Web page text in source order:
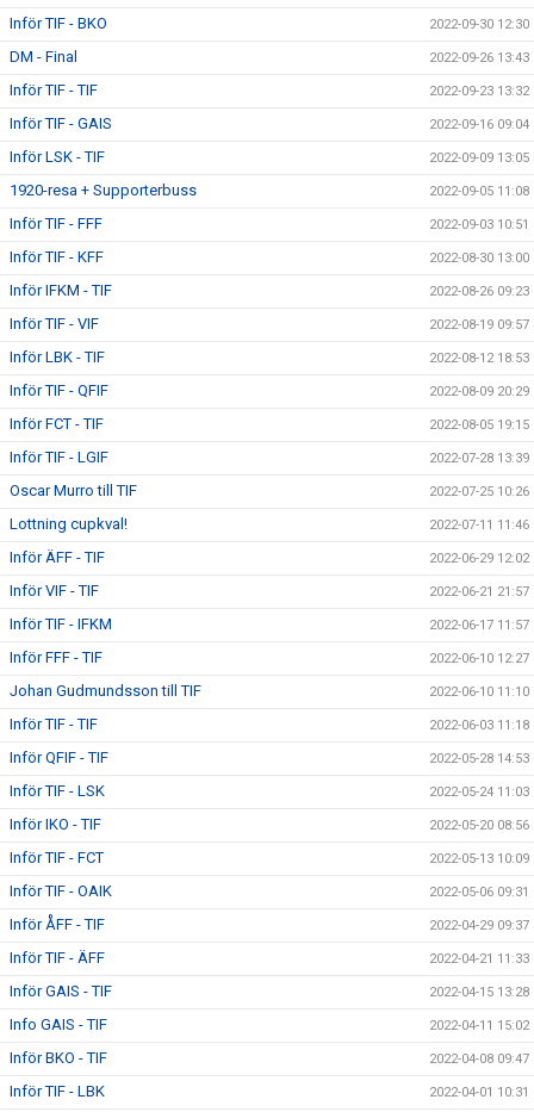
Inför TIF - BKO 2022-09-30 12:30
DM - Final 2022-09-26 13:43
Inför TIF - TIF 2022-09-23 13:32
Inför TIF - GAIS 2022-09-16 09:04
Inför LSK - TIF 2022-09-09 13:05
1920-resa + Supporterbuss 2022-09-05 11:08
Inför TIF - FFF 2022-09-03 10:51
Inför TIF - KFF 2022-08-30 13:00
Inför IFKM - TIF 2022-08-26 09:23
Inför TIF - VIF 2022-08-19 09:57
Inför LBK - TIF 2022-08-12 18:53
Inför TIF - QFIF 2022-08-09 20:29
Inför FCT - TIF 2022-08-05 19:15
Inför TIF - LGIF 2022-07-28 13:39
Oscar Murro till TIF 2022-07-25 10:26
Lottning cupkval! 2022-07-11 11:46
Inför ÄFF - TIF 2022-06-29 12:02
Inför VIF - TIF 2022-06-21 21:57
Inför TIF - IFKM 2022-06-17 11:57
Inför FFF - TIF 2022-06-10 12:27
Johan Gudmundsson till TIF 2022-06-10 11:10
Inför TIF - TIF 2022-06-03 11:18
Inför QFIF - TIF 2022-05-28 14:53
Inför TIF - LSK 2022-05-24 11:03
Inför IKO - TIF 2022-05-20 08:56
Inför TIF - FCT 2022-05-13 10:09
Inför TIF - OAIK 2022-05-06 09:31
Inför ÅFF - TIF 2022-04-29 09:37
Inför TIF - ÄFF 2022-04-21 11:33
Inför GAIS - TIF 2022-04-15 13:28
Info GAIS - TIF 2022-04-11 15:02
Inför BKO - TIF 2022-04-08 09:47
Inför TIF - LBK 2022-04-01 10:31